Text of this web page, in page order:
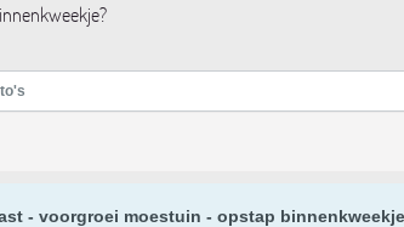
- voorgroei moestuin - opstap